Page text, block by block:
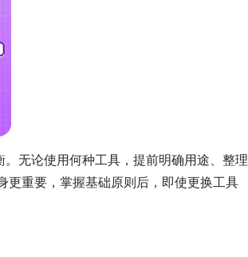
无论使用何种工具，提前明确用途、整理
更重要，掌握基础原则后，即使更换工具